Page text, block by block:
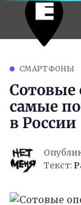
CМАРТФОНЫ
Сотовые
самые
в России
Текст: